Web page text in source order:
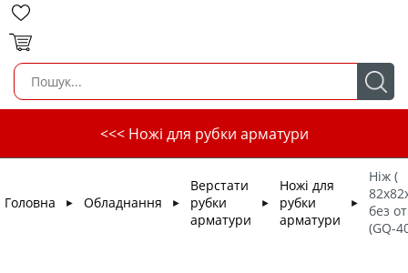
<<< Ножі для рубки арматури
Головна ► Обладнання ►
Верстати
рубки
арматури
►
Ножі для
рубки
арматури
►
Ніж (
без
(GQ-